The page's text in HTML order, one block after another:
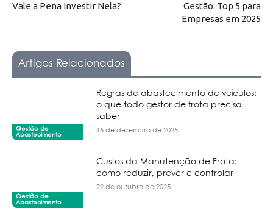
Vale a Pena Investir Nela?
Gestão: Top 5 para
Empresas em 2025
Artigos Relacionados
Gestão de
Abastecimento
Regras de abastecimento de veículos:
o que todo gestor de frota precisa
saber
15 de dezembro de 2025
Gestão de
Abastecimento
Custos da Manutenção de Frota:
como reduzir, prever e controlar
22 de outubro de 2025